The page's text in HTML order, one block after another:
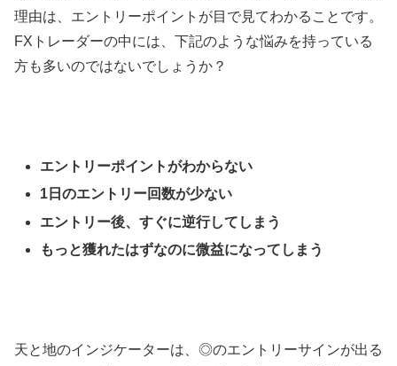
理由は、エントリーポイントが目で見てわかることです。
FXトレーダーの中には、下記のような悩みを持っている
方も多いのではないでしょうか？
エントリーポイントがわからない
1日のエントリー回数が少ない
エントリー後、すぐに逆行してしまう
もっと獲れたはずなのに微益になってしまう
天と地のインジケーターは、◎のエントリーサインが出る